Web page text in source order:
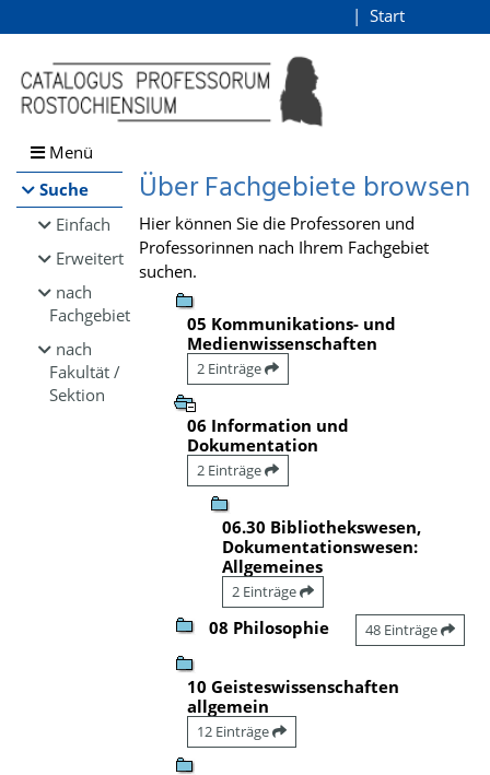
Browsen
direkt zum Inhalt
Start
Menü
Suche
Einfach
Erweitert
nach
Fachgebiet
nach
Fakultät /
Sektion
Über Fachgebiete browsen
Hier können Sie die Professoren und
Professorinnen nach Ihrem Fachgebiet
suchen.
05 Kommunikations- und
Medienwissenschaften
2 Einträge
06 Information und
Dokumentation
2 Einträge
06.30 Bibliothekswesen,
Dokumentationswesen:
Allgemeines
2 Einträge
08 Philosophie 48 Einträge
10 Geisteswissenschaften
allgemein
12 Einträge